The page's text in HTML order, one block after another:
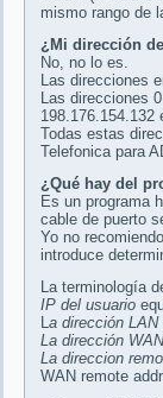
mismo rango de
¿Mi dirección
No, no lo es.
Las direcciones
Las direcciones
Todas estas
Telefonica para
¿Qué hay del
Es un programa
cable de puerto
Yo no
introduce
La terminología
IP del usuario
La dirección LAN
La dirección
La direccion
WAN remote